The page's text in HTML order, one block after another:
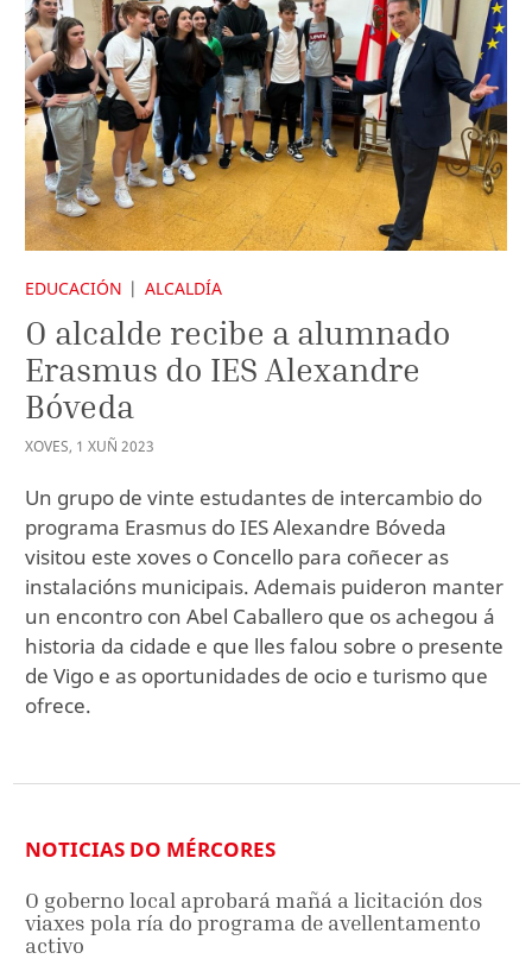
EDUCACIÓN ALCALDÍA
O alcalde recibe a alumnado
Erasmus do IES Alexandre
Bóveda
XOVES, 1 XUÑ 2023
Un grupo de vinte estudantes de intercambio do
programa Erasmus do IES Alexandre Bóveda
visitou este xoves o Concello para coñecer as
instalacións municipais. Ademais puideron manter
un encontro con Abel Caballero que os achegou á
historia da cidade e que lles falou sobre o presente
de Vigo e as oportunidades de ocio e turismo que
ofrece.
NOTICIAS DO MÉRCORES
O goberno local aprobará mañá a licitación dos
viaxes pola ría do programa de avellentamento
activo